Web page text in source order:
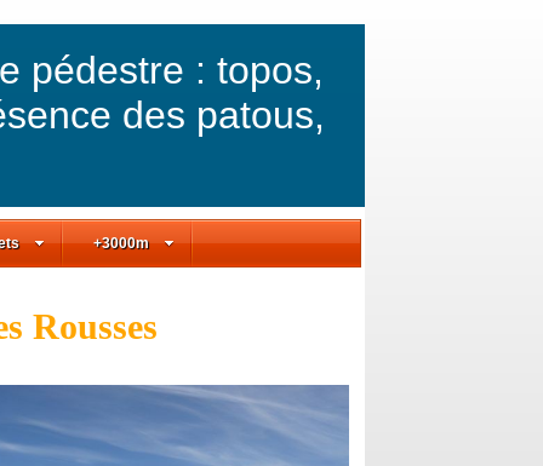
pédestre : topos,
des patous,
+3000m
Rousses